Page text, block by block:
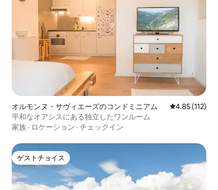
オルモンヌ・サヴィエーズのコンドミニアム レビュー112
4.85 (112)
平和なオアシスにある独立したワンルーム
家族 · ロケーション · チェックイン
ゲストチョイス
ゲストチョイス